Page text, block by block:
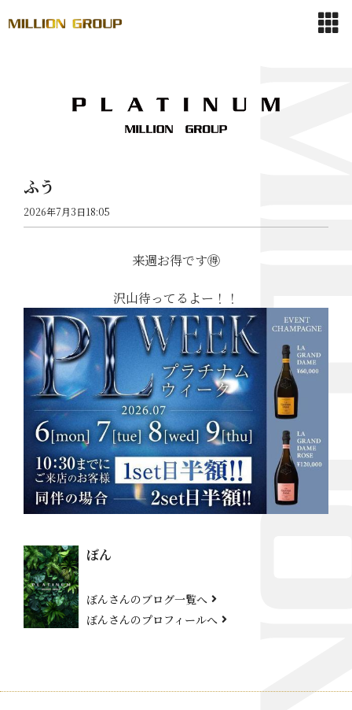
ふう
2026年7月3日18:05
来週お得です🉐
沢山待ってるよー！！
ぼん
ぼんさんのブログ一覧へ
ぼんさんのプロフィールへ